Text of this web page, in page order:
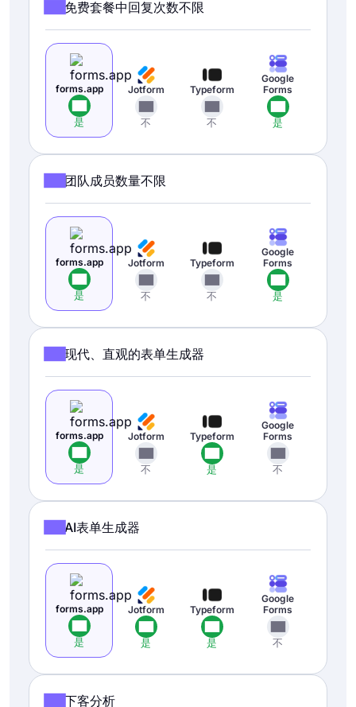
免费套餐中回复次数不限
forms.app
是
Jotform
不
Typeform
不
Google
Forms
是
团队成员数量不限
forms.app
是
Jotform
不
Typeform
不
Google
Forms
是
现代、直观的表单生成器
forms.app
是
Jotform
不
Typeform
是
Google
Forms
不
AI表单生成器
forms.app
是
Jotform
是
Typeform
是
Google
Forms
不
下客分析